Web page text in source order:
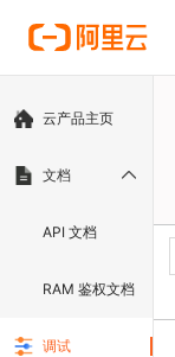
云产品主页
文档
API 文档
RAM 鉴权文档
调试